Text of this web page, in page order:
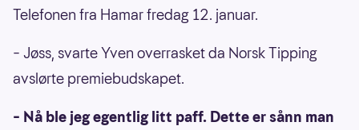
Telefonen fra Hamar fredag 12. januar.
– Jøss, svarte Yven overrasket da Norsk Tipping
avslørte premiebudskapet.
– Nå ble jeg egentlig litt paff. Dette er sånn man